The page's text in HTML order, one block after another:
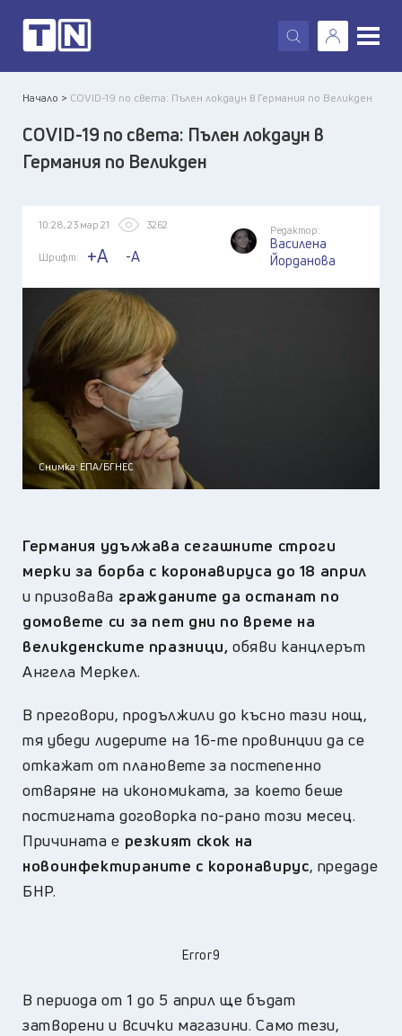
X
Начало > COVID-19 по света: Пълен локдаун в Германия по Великден
COVID-19 по света: Пълен локдаун в
Германия по Великден
10:28, 23 мар 21 3262
Шрифт: +A -A
Редактор:
Василена
Йорданова
Снимка: ЕПА/БГНЕС
Германия удължава сегашните строги
мерки за борба с коронавируса до 18 април
и призовава гражданите да останат по
домовете си за пет дни по време на
великденските празници,обяви канцлерът
Ангела Меркел.
В преговори, продължили до късно тази нощ,
тя убеди лидерите на 16-те провинции да се
откажат от плановете за постепенно
отваряне на икономиката, за което беше
постигната договорка по-рано този месец.
Причината е резкият скок на
новоинфектираните с коронавирус, предаде
БНР.
Error9
В периода от 1 до 5 април ще бъдат
затворени и всички магазини. Само тези,